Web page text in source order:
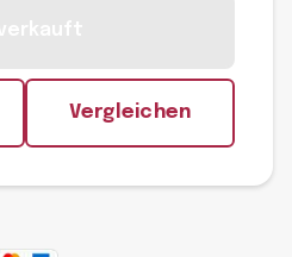
Vergleichen